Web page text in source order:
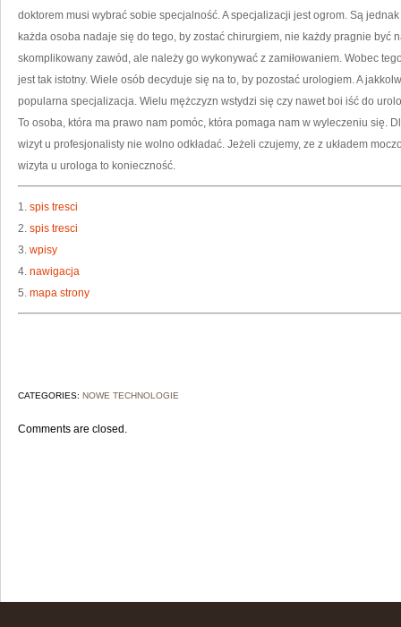
doktorem musi wybrać sobie specjalność. A specjalizacji jest ogrom. Są
każda osoba nadaje się do tego, by zostać chirurgiem, nie każdy pragnie być
skomplikowany zawód, ale należy go wykonywać z zamiłowaniem. Wobec
jest tak istotny. Wiele osób decyduje się na to, by pozostać urologiem. A
popularna specjalizacja. Wielu mężczyzn wstydzi się czy nawet boi iść do
To osoba, która ma prawo nam pomóc, która pomaga nam w wyleczeniu się.
wizyt u profesjonalisty nie wolno odkładać. Jeżeli czujemy, ze z układem
wizyta u urologa to konieczność.
1. spis tresci
2. spis tresci
3. wpisy
4. nawigacja
5. mapa strony
CATEGORIES: NOWE TECHNOLOGIE
Comments are closed.